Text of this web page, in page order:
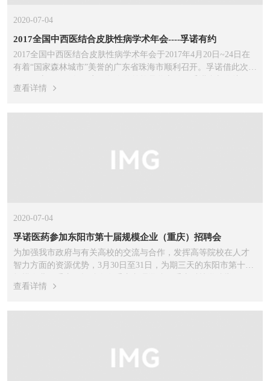
2020-07-04
2017全国中西医结合皮肤性病学术年会----孚诺有约
2017全国中西医结合皮肤性病学术年会于2017年4月20日~24日在
有着“国家森林城市”美誉的广东省珠海市顺利召开。孚诺借此次年
目主要包括...
查看详情
2020-07-04
孚诺医药参加东阳市第十届规模企业（重庆）招聘会
为加强我市政府与有关高校的交流与合作，发挥高等院校在人才
智力方面的资源优势，3月30日至31日，为期三天的东阳市第十届
我司行政经理徐进代表公司参...
查看详情